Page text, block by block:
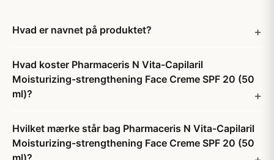
Hvad er navnet på produktet?
Hvad koster Pharmaceris N Vita-Capilaril
Moisturizing-strengthening Face Creme SPF 20 (50
ml)?
Hvilket mærke står bag Pharmaceris N Vita-Capilaril
Moisturizing-strengthening Face Creme SPF 20 (50
ml)?